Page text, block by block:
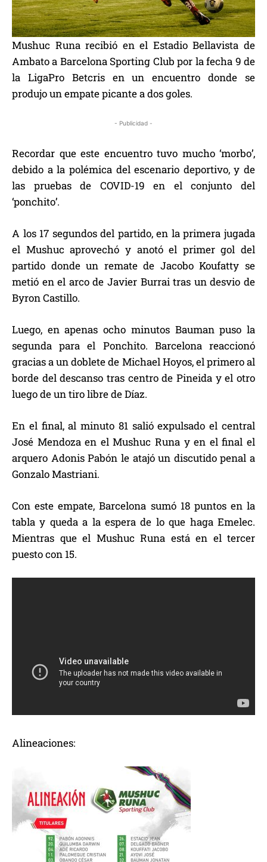
Mushuc Runa recibió en el Estadio Bellavista de
Ambato a Barcelona Sporting Club por la fecha 9 de
la LigaPro Betcris en un encuentro donde se
produjo un empate picante a dos goles.
- Publicidad -
Recordar que este encuentro tuvo mucho ‘morbo’,
debido a la polémica del escenario deportivo, y de
las pruebas de COVID-19 en el conjunto del
‘ponchito’.
A los 17 segundos del partido, en la primera jugada
el Mushuc aprovechó y anotó el primer gol del
partido donde un remate de Jacobo Koufatty se
metió en el arco de Javier Burrai tras un desvio de
Byron Castillo.
Luego, en apenas ocho minutos Bauman puso la
segunda para el Ponchito. Barcelona reaccionó
gracias a un doblete de Michael Hoyos, el primero al
borde del descanso tras centro de Pineida y el otro
luego de un tiro libre de Díaz.
En el final, al minuto 81 salió expulsado el central
José Mendoza en el Mushuc Runa y en el final el
arquero Adonis Pabón le atajó un discutido penal a
Gonzalo Mastriani.
Con este empate, Barcelona sumó 18 puntos en la
tabla y queda a la espera de lo que haga Emelec.
Mientras que el Mushuc Runa está en el tercer
puesto con 15.
Alineaciones: